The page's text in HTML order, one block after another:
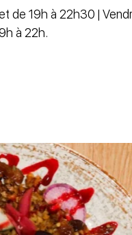
de 19h à 22h30 |
à 22h.